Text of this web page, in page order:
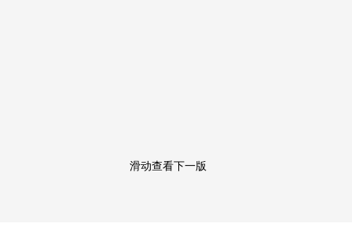
滑动查看下一版